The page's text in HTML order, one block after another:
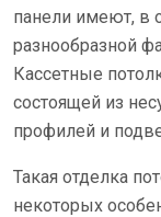
панели имеют, в
разнообразной
Кассетные
состоящей из
профилей и
Такая отделка
некоторых